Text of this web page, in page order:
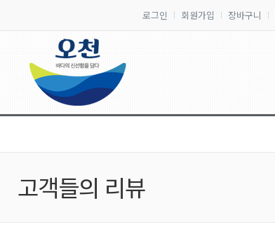
로그인 회원가입 장바구니
고객들의 리뷰